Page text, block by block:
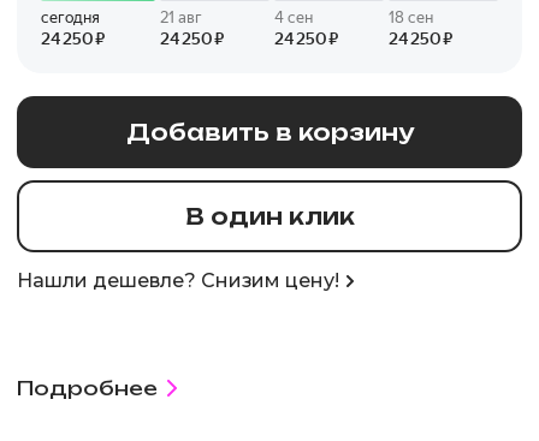
Добавить в корзину
В один клик
Нашли дешевле? Снизим цену!
Подробнее